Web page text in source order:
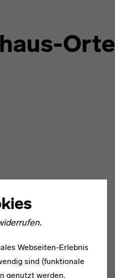
Webseiten-Erlebnis
sind (funktionale
genutzt werden.
Orte